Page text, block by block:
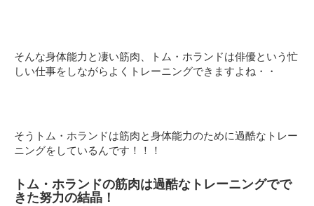
そんな身体能力と凄い筋肉、トム・ホランドは俳優という忙
しい仕事をしながらよくトレーニングできますよね・・
そうトム・ホランドは筋肉と身体能力のために過酷なトレー
ニングをしているんです！！！
トム・ホランドの筋肉は過酷なトレーニングでで
きた努力の結晶！